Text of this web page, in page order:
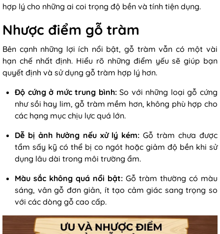
hợp lý cho những ai coi trọng độ bền và tính tiện dụng.
Nhược điểm gỗ tràm
Bên cạnh những lợi ích nổi bật, gỗ tràm vẫn có một vài
hạn chế nhất định. Hiểu rõ những điểm yếu sẽ giúp bạn
quyết định và sử dụng gỗ tràm hợp lý hơn.
Độ cứng ở mức trung bình:So với những loại gỗ cứng
như sồi hay lim, gỗ tràm mềm hơn, không phù hợp cho
các hạng mục chịu lực quá lớn.
Dễ bị ảnh hưởng nếu xử lý kém: Gỗ tràm chưa được
tẩm sấy kỹ có thể bị co ngót hoặc giảm độ bền khi sử
dụng lâu dài trong môi trường ẩm.
Màu sắc không quá nổi bật: Gỗ tràm thường có màu
sáng, vân gỗ đơn giản, ít tạo cảm giác sang trọng so
với các dòng gỗ cao cấp.